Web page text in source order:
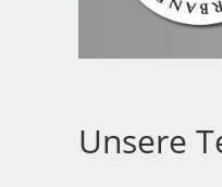
Unsere